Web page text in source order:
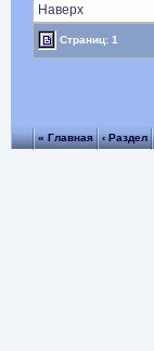
Наверх
Страниц: 1
« Главная ‹ Раздел